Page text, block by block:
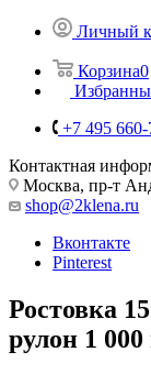
Личный
Корзина0
+7 495 660-
Контактная
Москва, пр-т
shop@2klena.ru
Вконтакте
Pinterest
Ростовка
рулон 1